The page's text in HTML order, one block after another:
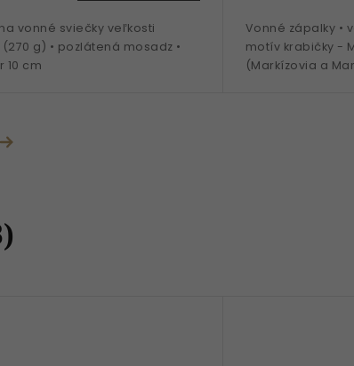
vonné sviečky veľkosti
g) • pozlátená mosadz •
10 cm
Vonné zápalky •
motív krabičky -
(Markízovia a